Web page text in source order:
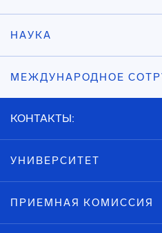
НАУКА
МЕЖДУНАРОДНОЕ
КОНТАКТЫ:
УНИВЕРСИТЕТ
ПРИЕМНАЯ КОМИССИЯ